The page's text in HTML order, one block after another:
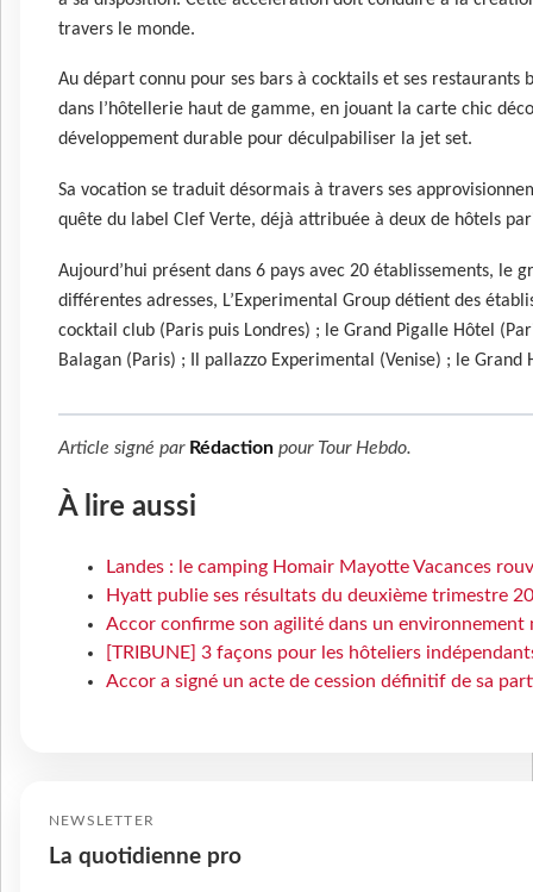
travers le monde.
Au départ connu pour ses bars à cocktails et ses restaurants
dans l’hôtellerie haut de gamme, en jouant la carte chic
développement durable pour déculpabiliser la jet set.
Sa vocation se traduit désormais à travers ses
quête du label Clef Verte, déjà attribuée à deux de hôtels
Aujourd’hui présent dans 6 pays avec 20 établissements, le
différentes adresses, L’Experimental Group détient des
cocktail club (Paris puis Londres) ; le Grand Pigalle Hôtel
Balagan (Paris) ; Il pallazzo Experimental (Venise) ; le Grand
Article signé par Rédaction pour Tour Hebdo.
À lire aussi
Landes : le camping Homair Mayotte Vacances
Hyatt publie ses résultats du deuxième trimestre
Accor confirme son agilité dans un environnement
[TRIBUNE] 3 façons pour les hôteliers
Accor a signé un acte de cession définitif de sa
NEWSLETTER
La quotidienne pro